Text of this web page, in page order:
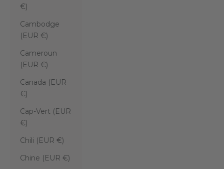
€)
Cambodge
(EUR €)
Cameroun
(EUR €)
Canada (EUR
€)
Cap-Vert (EUR
€)
Chili (EUR €)
Chine (EUR €)